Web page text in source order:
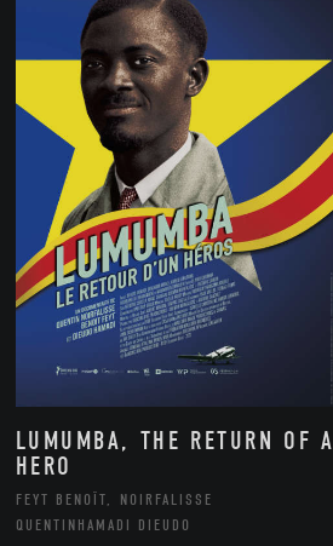
LUMUMBA, THE RETURN OF A
HERO
FEYT BENOÎT, NOIRFALISSE
QUENTINHAMADI DIEUDO